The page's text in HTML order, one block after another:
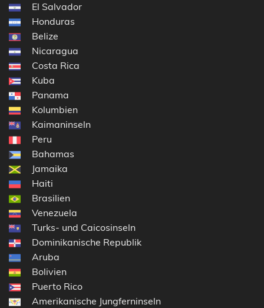
El Salvador
Honduras
Belize
Nicaragua
Costa Rica
Kuba
Panama
Kolumbien
Kaimaninseln
Peru
Bahamas
Jamaika
Haiti
Brasilien
Venezuela
Turks- und Caicosinseln
Dominikanische Republik
Aruba
Bolivien
Puerto Rico
Amerikanische Jungferninseln